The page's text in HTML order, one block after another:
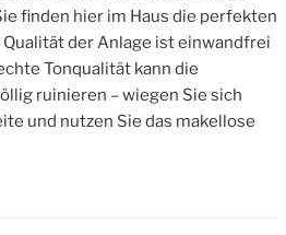
finden hier im Haus die perfekten
der Anlage ist einwandfrei
Tonqualität kann die
ruinieren – wiegen Sie sich
und nutzen Sie das makellose